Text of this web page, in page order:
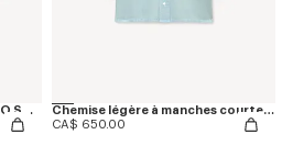
Robe chemise oversize 'KENZO Sounds' en chambray délavé
Chemise légère à manches courtes 'KENZO Sounds' en chambray délavé
CA$ 650.00